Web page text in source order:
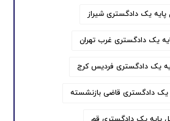
پایه یک دادگستری شیراز
یک دادگستری غرب تهران
یک دادگستری فردیس کرج
یک دادگستری قاضی بازنشسته